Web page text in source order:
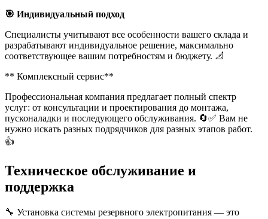
🎯 Индивидуальный подход
Специалисты учитывают все особенности вашего склада и
разрабатывают индивидуальное решение, максимально
соответствующее вашим потребностям и бюджету. 📐
** Комплексный сервис**
Профессиональная компания предлагает полный спектр
услуг: от консультации и проектирования до монтажа,
пусконаладки и последующего обслуживания. 🔄✅ Вам не
нужно искать разных подрядчиков для разных этапов работ.
👍
Техническое обслуживание и
поддержка
🔧 Установка системы резервного электропитания — это